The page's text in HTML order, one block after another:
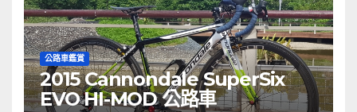
公路車鑑賞
2015 Cannondale SuperSix
EVO HI-MOD 公路車